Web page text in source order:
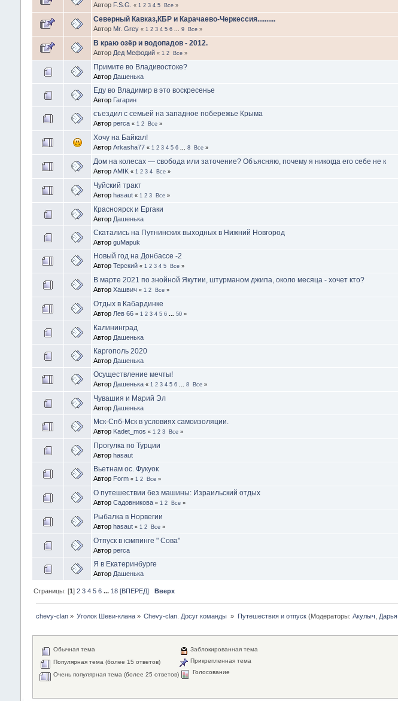
Автор F.S.G. « 1 2 3 4 5 Все»
Северный Кавказ,КБР и Карачаево-Черкессия..........
Автор Mr. Grey « 1 2 3 4 5 6 9 Все»
В краю озёр и водопадов - 2012.
Автор Дед Мефодий « 1 2 Все»
Примите во Владивостоке?
Автор Дашенька
Еду во Владимир в это воскресенье
Автор Гагарин
съездил с семьей на западное побережье Крыма
Автор perca « 1 2 Все»
Хочу на Байкал!
Автор Arkasha77 « 1 2 3 4 5 6 8 Все»
Дом на колесах — свобода или заточение? Объясняю, почему я никогда его себе не к
Автор AMIK « 1 2 3 4 Все»
Чуйский тракт
Автор hasaut « 1 2 3 Все»
Красноярск и Ергаки
Автор Дашенька
Скатались на Путнинских выходных в Нижний Новгород
Автор guMapuk
Новый год на Донбассе -2
Автор Терский « 1 2 3 4 5 Все»
В марте 2021 по знойной Якутии, штурманом джипа, около месяца - хочет кто?
Автор Хашвич « 1 2 Все»
Отдых в Кабардинке
Автор Лев 66 « 1 2 3 4 5 6 50»
Калининград
Автор Дашенька
Каргополь 2020
Автор Дашенька
Осуществление мечты!
Автор Дашенька « 1 2 3 4 5 6 8 Все»
Чувашия и Марий Эл
Автор Дашенька
Мск-Спб-Мск в условиях самоизоляции.
Автор Kadet_mos « 1 2 3 Все»
Прогулка по Турции
Автор hasaut
Вьетнам ос. Фукуок
Автор Form « 1 2 Все»
О путешествии без машины: Израильский отдых
Автор Садовникова « 1 2 Все»
Рыбалка в Норвегии
Автор hasaut « 1 2 Все»
Отпуск в кэмпинге " Сова"
Автор perca
Я в Екатеринбурге
Автор Дашенька
Страницы: [1] 2 3 4 5 6 ... 18 [ВПЕРЕД] Вверх
chevy-clan» Уголок Шеви-клана » Chevy-clan. Досуг команды » Путешествия и отпуск(Модераторы: Акулыч Дарья,
Обычная тема
Популярная тема (более 15 ответов)
Очень популярная тема (более 25 ответов)
Заблокированная тема
Прикрепленная тема
Голосование